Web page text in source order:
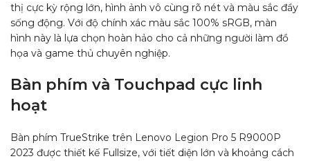
thị cực kỳ rộng lớn, hình ảnh vô cùng rõ nét và màu sắc đầy
sống động. Với độ chính xác màu sắc 100% sRGB, màn
hình này là lựa chọn hoàn hảo cho cả những người làm đồ
họa và game thủ chuyên nghiệp.
Bàn phím và Touchpad cực linh
hoạt
Bàn phím TrueStrike trên Lenovo Legion Pro 5 R9000P
2023 được thiết kế Fullsize, với tiết diện lớn và khoảng cách